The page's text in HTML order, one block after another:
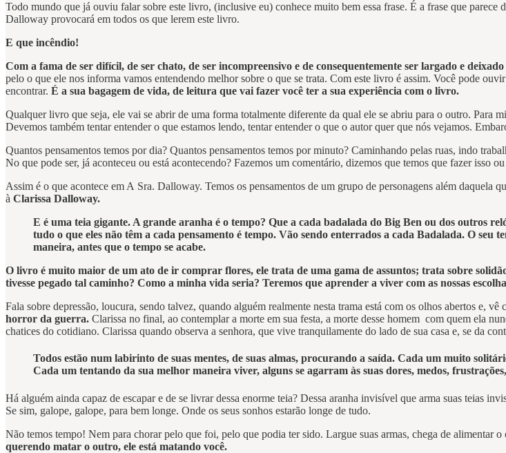
Todo mundo que já ouviu falar sobre este livro, (inclusive eu) conhece muito bem essa frase. É a frase que
Dalloway provocará em todos os que lerem este livro.
E que incêndio!
Com a fama de ser difícil, de ser chato, de ser incompreensivo e de consequentemente ser largado e
pelo o que ele nos informa vamos entendendo melhor sobre o que se trata. Com este livro é assim. Você pode
encontrar. É a sua bagagem de vida, de leitura que vai fazer você ter a sua experiência com o livro.
Qualquer livro que seja, ele vai se abrir de uma forma totalmente diferente da qual ele se abriu para o outro. Para
Devemos também tentar entender o que estamos lendo, tentar entender o que o autor quer que nós vejamos.
Quantos pensamentos temos por dia? Quantos pensamentos temos por minuto? Caminhando pelas ruas, indo
No que pode ser, já aconteceu ou está acontecendo? Fazemos um comentário, dizemos que temos que fazer isso
Assim é o que acontece em A Sra. Dalloway. Temos os pensamentos de um grupo de personagens além daquela
à Clarissa Dalloway.
E é uma teia gigante. A grande aranha é o tempo? Que a cada badalada do Big Ben ou dos outros
tudo o que eles não têm a cada pensamento é tempo. Vão sendo enterrados a cada Badalada. O seu
maneira, antes que o tempo se acabe.
O livro é muito maior de um ato de ir comprar flores, ele trata de uma gama de assuntos; trata sobre
tivesse pegado tal caminho? Como a minha vida seria? Teremos que aprender a viver com as nossas
Fala sobre depressão, loucura, sendo talvez, quando alguém realmente nesta trama está com os olhos abertos e, vê
horror da guerra. Clarissa no final, ao contemplar a morte em sua festa, a morte desse homem com quem ela
chatices do cotidiano. Clarissa quando observa a senhora, que vive tranquilamente do lado de sua casa e, se da
Todos estão num labirinto de suas mentes, de suas almas, procurando a saída. Cada um muito
Cada um tentando da sua melhor maneira viver, alguns se agarram às suas dores, medos,
Há alguém ainda capaz de escapar e de se livrar dessa enorme teia? Dessa aranha invisível que arma suas teias
Se sim, galope, galope, para bem longe. Onde os seus sonhos estarão longe de tudo.
Não temos tempo! Nem para chorar pelo que foi, pelo que podia ter sido. Largue suas armas, chega de alimentar o
querendo matar o outro, ele está matando você.